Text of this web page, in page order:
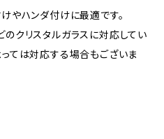
やハンダ付けに最適です。
のクリスタルガラスに対応してい
っては対応する場合もございま